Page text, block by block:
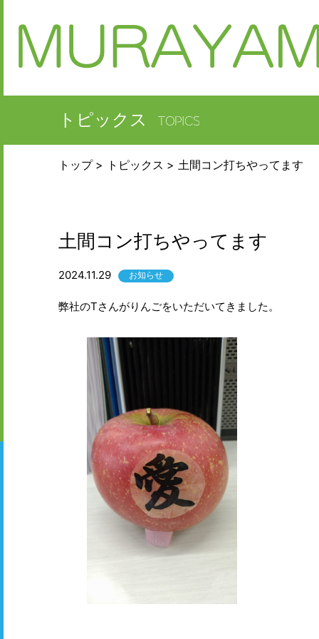
トピックス
トップ トピックス 土間コン打ちやってます
土間コン打ちやってます
2024.11.29 お知らせ
弊社のTさんがりんごをいただいてきました。